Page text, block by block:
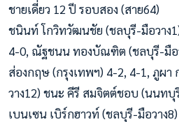
ชายเดี่ยว 12 ปี รอบสอง (สาย64)
ชนินท์ โกวิทวัฒนชัย (ชลบุรี-มือวาง
4-0, ณัฐชนน ทองบัณฑิต (ชลบุรี-มือ
ส่องกฤษ (กรุงเทพฯ) 4-2, 4-1, ภูผา
วาง12) ชนะ คีรี สมจิตต์ชอบ (นนทบุ
เบนเซน เบิร์กฮาวท์ (ชลบุรี-มือวาง